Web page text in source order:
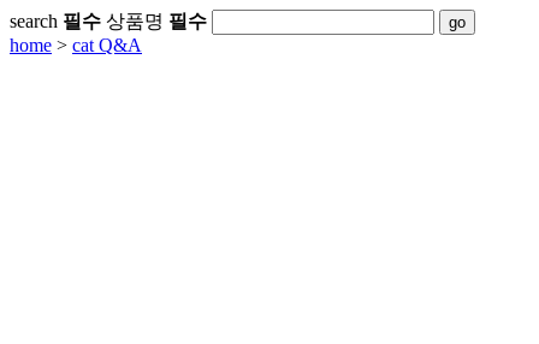
search 필수 상품명 필수
home > cat Q&A